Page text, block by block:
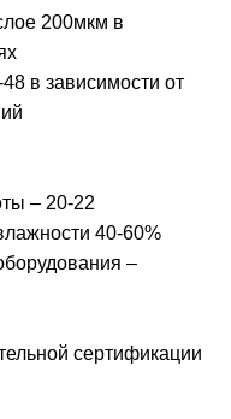
200мкм в
в зависимости от
– 20-22
40-60%
–
сертификации